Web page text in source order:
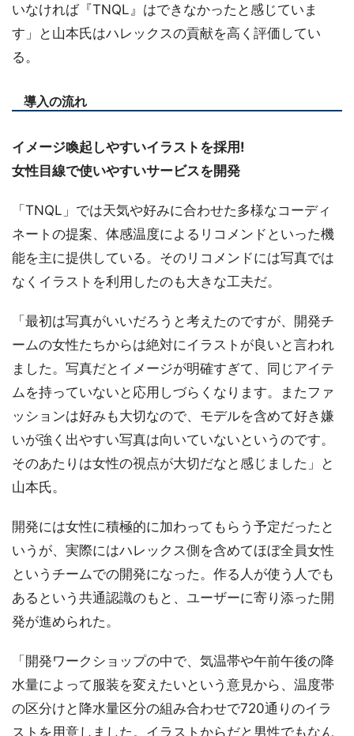
いなければ『TNQL』はできなかったと感じていま
す」と山本氏はハレックスの貢献を高く評価してい
る。
導入の流れ
イメージ喚起しやすいイラストを採用!
女性目線で使いやすいサービスを開発
「TNQL」では天気や好みに合わせた多様なコーディ
ネートの提案、体感温度によるリコメンドといった機
能を主に提供している。そのリコメンドには写真では
なくイラストを利用したのも大きな工夫だ。
「最初は写真がいいだろうと考えたのですが、開発チ
ームの女性たちからは絶対にイラストが良いと言われ
ました。写真だとイメージが明確すぎて、同じアイテ
ムを持っていないと応用しづらくなります。またファ
ッションは好みも大切なので、モデルを含めて好き嫌
いが強く出やすい写真は向いていないというのです。
そのあたりは女性の視点が大切だなと感じました」と
山本氏。
開発には女性に積極的に加わってもらう予定だったと
いうが、実際にはハレックス側を含めてほぼ全員女性
というチームでの開発になった。作る人が使う人でも
あるという共通認識のもと、ユーザーに寄り添った開
発が進められた。
「開発ワークショップの中で、気温帯や午前午後の降
水量によって服装を変えたいという意見から、温度帯
の区分けと降水量区分の組み合わせで720通りのイラ
ストを用意しました。イラストからだと男性でもなん